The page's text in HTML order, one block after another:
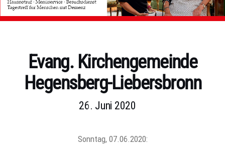
KategorienEvang. Kirchengemeinde
Hegensberg-Liebersbronn
26. Juni 2020
Sonntag, 07.06.2020: